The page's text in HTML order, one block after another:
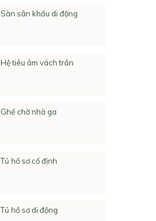
Sàn sân khấu di động
Hệ tiêu âm vách trần
Ghế chờ nhà ga
Tủ hồ sơ cố định
Tủ hồ sơ di động